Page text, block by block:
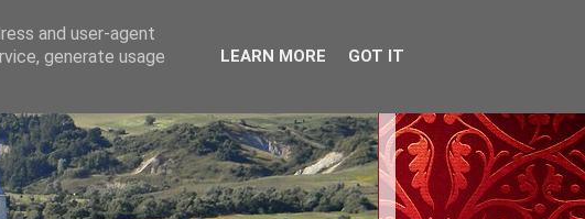
and user-agent
generate usage
LEARN MORE GOT IT